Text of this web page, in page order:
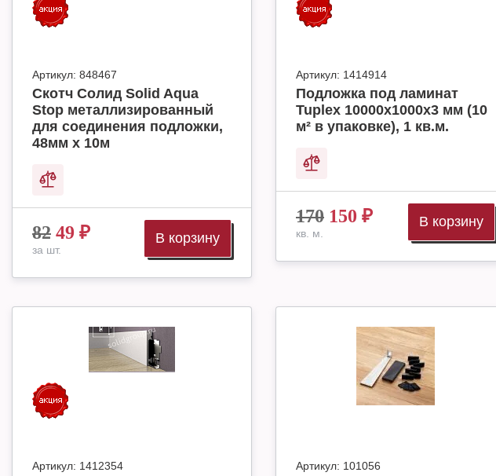
Артикул: 848467
Скотч Солид Solid Aqua
Stop металлизированный
для соединения подложки,
48мм х 10м
82 49 ₽
за шт.
В корзину
Артикул: 1414914
Подложка под ламинат
Tuplex 10000x1000x3 мм (10
м² в упаковке), 1 кв.м.
170 150 ₽
кв. м.
В корзину
Артикул: 1412354 Артикул: 101056